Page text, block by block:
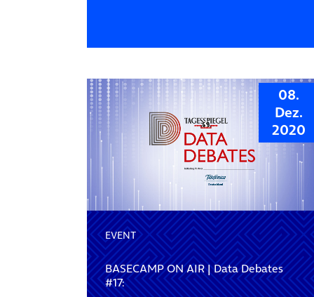
08.
Dez.
2020
EVENT
BASECAMP ON AIR | Data Debates
#17: